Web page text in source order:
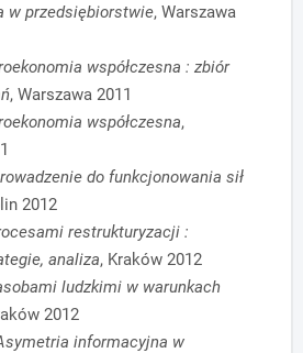
w przedsiębiorstwie, Warszawa
współczesna : zbiór
, Warszawa 2011
współczesna,
do funkcjonowania sił
2012
restrukturyzacji :
analiza, Kraków 2012
ludzkimi w warunkach
2012
informacyjna w